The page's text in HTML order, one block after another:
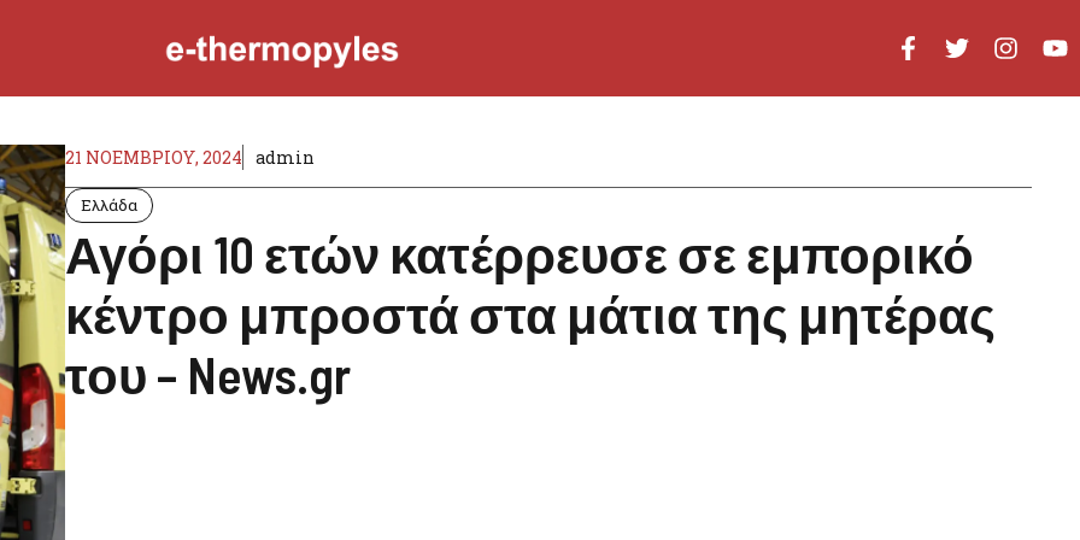
21 ΝΟΕΜΒΡΊΟΥ, 2024 admin
Ελλάδα
Αγόρι 10 ετών κατέρρευσε σε εμπορικό
κέντρο μπροστά στα μάτια της μητέρας
του – News.gr